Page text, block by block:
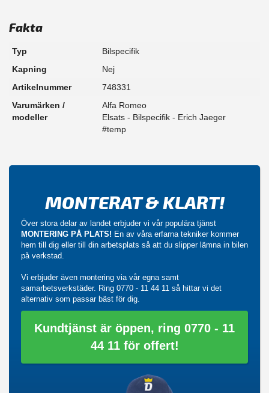
Fakta
Typ
Bilspecifik
Kapning
Nej
Artikelnummer
748331
Varumärken /
modeller
Alfa Romeo
Elsats - Bilspecifik - Erich Jaeger
#temp
MONTERAT & KLART!
Över stora delar av landet erbjuder vi vår populära tjänst
MONTERING PÅ PLATS! En av våra erfarna tekniker kommer
hem till dig eller till din arbetsplats så att du slipper lämna in bilen
på verkstad.
Vi erbjuder även montering via vår egna samt
samarbetsverkstäder. Ring 0770 - 11 44 11 så hittar vi det
alternativ som passar bäst för dig.
Kundtjänst är öppen, ring 0770 - 11
44 11 för offert!